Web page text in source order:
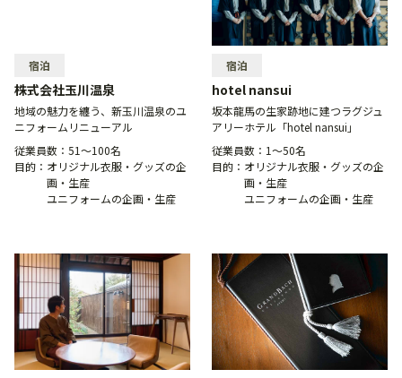
宿泊
株式会社玉川温泉
地域の魅力を纏う、新玉川温泉のユ
ニフォームリニューアル
従業員数： 51〜100名
目的： オリジナル衣服・グッズの企
画・生産
ユニフォームの企画・生産
宿泊
hotel nansui
坂本龍馬の生家跡地に建つラグジュ
アリーホテル「hotel nansui」
従業員数： 1〜50名
目的： オリジナル衣服・グッズの企
画・生産
ユニフォームの企画・生産